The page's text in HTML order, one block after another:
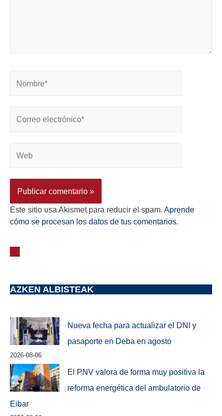
Este sitio usa Akismet para reducir el spam. Aprende
cómo se procesan los datos de tus comentarios.
AZKEN ALBISTEAK
Nueva fecha para actualizar el DNI y
pasaporte en Deba en agosto
2026-08-06
El PNV valora de forma muy positiva la
reforma energética del ambulatorio de
Eibar